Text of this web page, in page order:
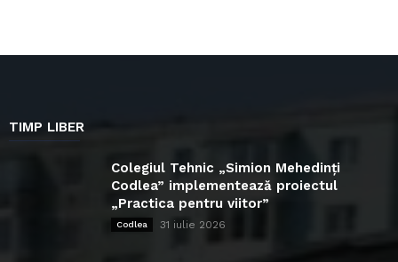
TIMP LIBER
Colegiul Tehnic „Simion Mehedinți
Codlea” implementează proiectul
„Practica pentru viitor”
Codlea 31 iulie 2026